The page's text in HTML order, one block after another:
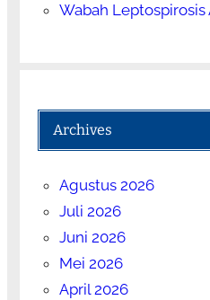
Wabah Leptospirosis
Archives
Agustus 2026
Juli 2026
Juni 2026
Mei 2026
April 2026